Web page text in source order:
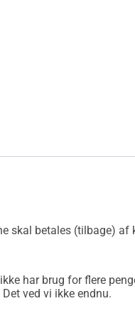
skal betales (tilbage) af
har brug for flere
ved vi ikke endnu.